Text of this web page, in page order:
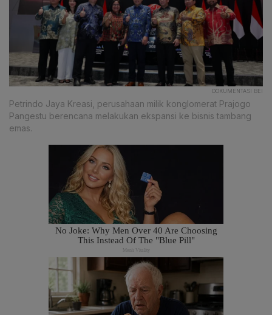
DOKUMENTASI BEI
Petrindo Jaya Kreasi, perusahaan milik konglomerat Prajogo
Pangestu berencana melakukan ekspansi ke bisnis tambang
emas.